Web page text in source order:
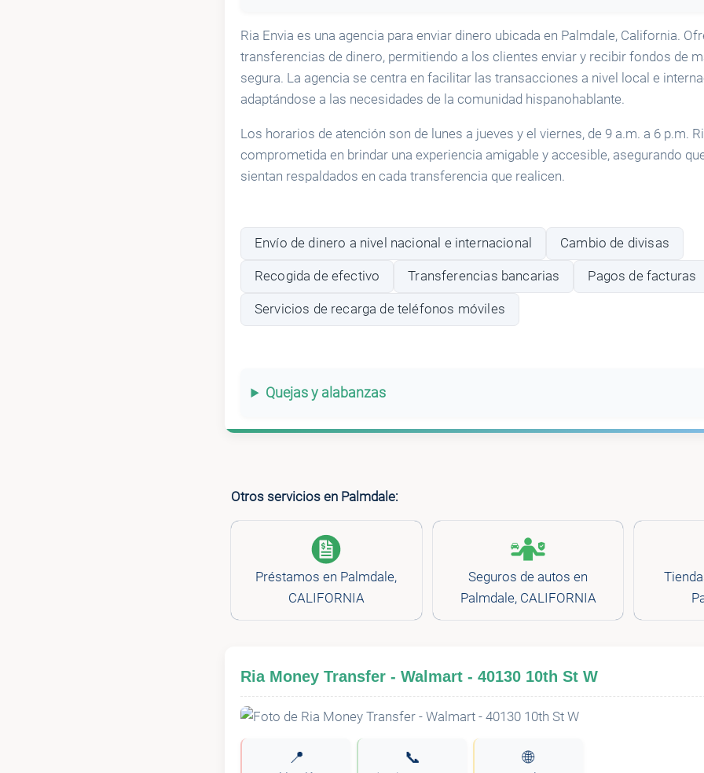
Ria Envia es una agencia para enviar dinero ubicada en Palmdale, California.
transferencias de dinero, permitiendo a los clientes enviar y recibir fondos de
segura. La agencia se centra en facilitar las transacciones a nivel local e
adaptándose a las necesidades de la comunidad hispanohablante.
Los horarios de atención son de lunes a jueves y el viernes, de 9 a.m. a 6 p.m.
comprometida en brindar una experiencia amigable y accesible, asegurando
sientan respaldados en cada transferencia que realicen.
Envío de dinero a nivel nacional e internacional Cambio de divisas
Recogida de efectivo Transferencias bancarias Pagos de facturas
Servicios de recarga de teléfonos móviles
Quejas y alabanzas
Otros servicios en Palmdale:
Préstamos en Palmdale,
CALIFORNIA
Seguros de autos en
Palmdale, CALIFORNIA
Ria Money Transfer - Walmart - 40130 10th St W
📍 📞 🌐